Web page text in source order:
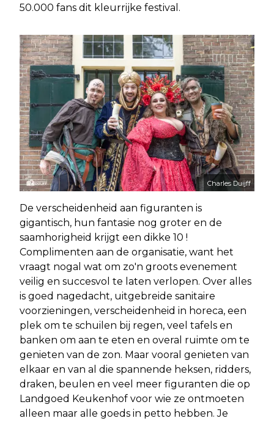
50.000 fans dit kleurrijke festival.
Charles Duijff
De verscheidenheid aan figuranten is
gigantisch, hun fantasie nog groter en de
saamhorigheid krijgt een dikke 10 !
Complimenten aan de organisatie, want het
vraagt nogal wat om zo'n groots evenement
veilig en succesvol te laten verlopen. Over alles
is goed nagedacht, uitgebreide sanitaire
voorzieningen, verscheidenheid in horeca, een
plek om te schuilen bij regen, veel tafels en
banken om aan te eten en overal ruimte om te
genieten van de zon. Maar vooral genieten van
elkaar en van al die spannende heksen, ridders,
draken, beulen en veel meer figuranten die op
Landgoed Keukenhof voor wie ze ontmoeten
alleen maar alle goeds in petto hebben. Je